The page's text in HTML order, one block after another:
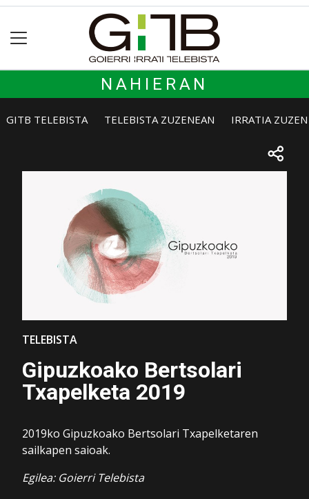
NAHIERAN
GITB TELEBISTA TELEBISTA ZUZENEAN IRRATIA
TELEBISTA
Gipuzkoako Bertsolari
Txapelketa 2019
2019ko Gipuzkoako Bertsolari Txapelketaren
sailkapen saioak.
Egilea: Goierri Telebista